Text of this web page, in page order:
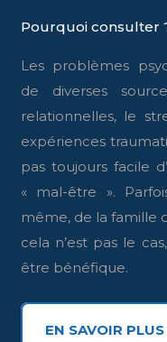
Pourquoi consulter
Les problèmes
de diverses
relationnelles, le
expériences
pas toujours facile
« mal-être ».
même, de la famille
cela n’est pas le
être bénéfique.
EN SAVOIR PLUS